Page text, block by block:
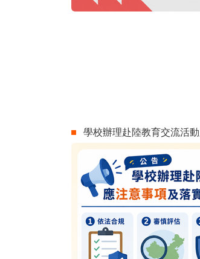
學校辦理赴陸教育交流活